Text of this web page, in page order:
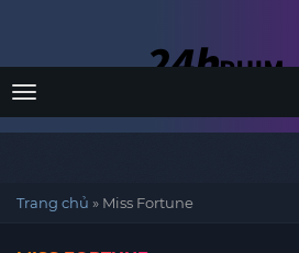
Menu
Trang chủ » Miss Fortune